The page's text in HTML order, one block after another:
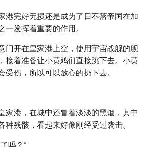
港完好无损还是成为了日不落帝国在加
一发挥着重要的作用。
门开在皇家港上空，使用宇宙战舰的舰
接着准备让小黄鸡们直接跳下去。小黄
受伤，所以可以放心的扔下去。
家港，在城中还冒着淡淡的黑烟，其中
种残骸，看起来好像刚经受过袭击。
吗？”